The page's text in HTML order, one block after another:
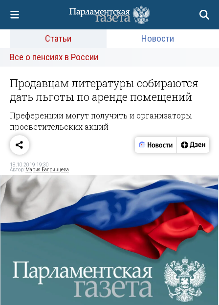
Статьи
Новости
Все о пенсиях в России
Продавцам литературы собираются
дать льготы по аренде помещений
Преференции могут получить и организаторы
просветительских акций
18.10.2019 19:30
Автор: Мария Багринцева